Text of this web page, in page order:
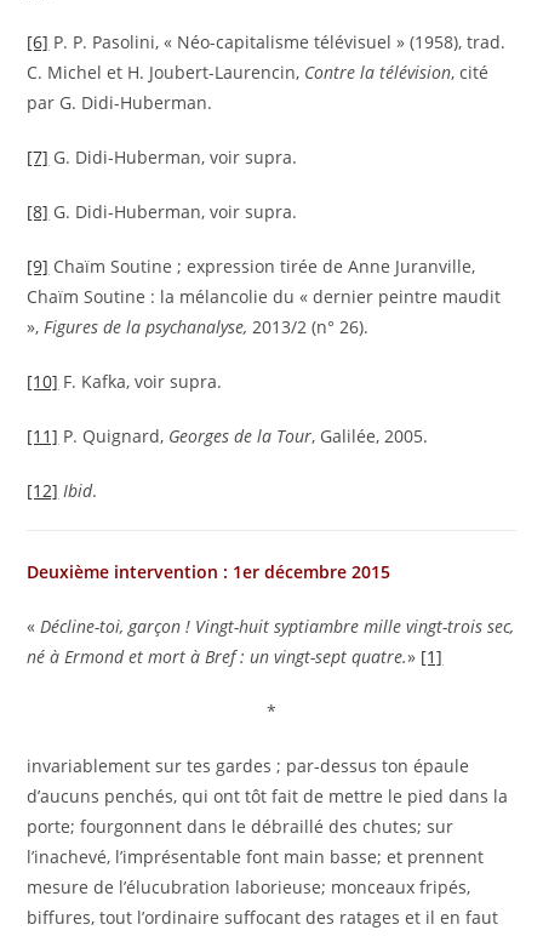
[6] P. P. Pasolini, « Néo-capitalisme télévisuel » (1958), trad.
C. Michel et H. Joubert-Laurencin, Contre la télévision, cité
par G. Didi-Huberman.
[7] G. Didi-Huberman, voir supra.
[8] G. Didi-Huberman, voir supra.
[9] Chaïm Soutine ; expression tirée de Anne Juranville,
Chaïm Soutine : la mélancolie du « dernier peintre maudit
», Figures de la psychanalyse, 2013/2 (n° 26).
[10] F. Kafka, voir supra.
[11] P. Quignard, Georges de la Tour, Galilée, 2005.
[12] Ibid.
Deuxième intervention : 1er décembre 2015
« Décline-toi, garçon ! Vingt-huit syptiambre mille vingt-trois sec,
né à Ermond et mort à Bref : un vingt-sept quatre.» [1]
*
invariablement sur tes gardes ; par-dessus ton épaule
d’aucuns penchés, qui ont tôt fait de mettre le pied dans la
porte; fourgonnent dans le débraillé des chutes; sur
l’inachevé, l’imprésentable font main basse; et prennent
mesure de l’élucubration laborieuse; monceaux fripés,
biffures, tout l’ordinaire suffocant des ratages et il en faut